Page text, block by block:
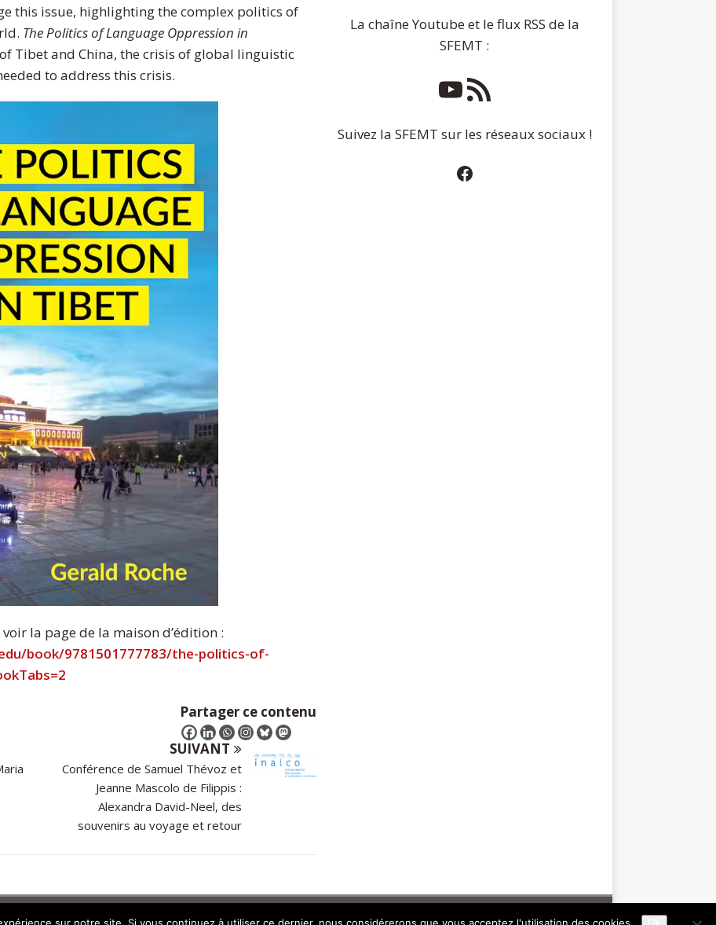
this issue, highlighting the complex politics of
The Politics of Language Oppression in
Tibet and China, the crisis of global linguistic
to address this crisis.
la page de la maison d’édition :
book/9781501777783/the-politics-of-
Partager ce contenu
SUIVANT
Conférence de Samuel Thévoz et
Jeanne Mascolo de Filippis :
Alexandra David-Neel, des
souvenirs au voyage et retour
La chaîne Youtube et le flux RSS de la
SFEMT :
Suivez la SFEMT sur les réseaux sociaux !